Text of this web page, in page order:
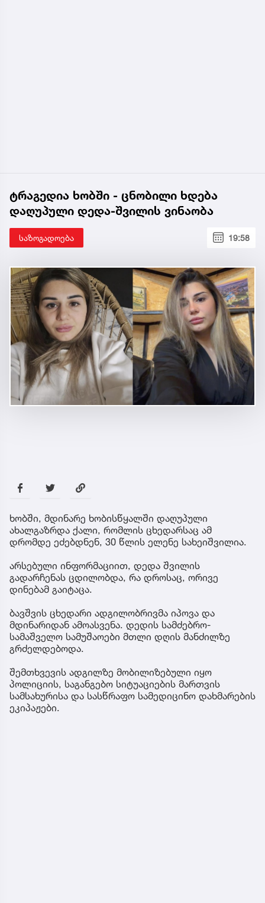
ტრაგედია ხობში - ცნობილი ხდება
დაღუპული დედა-შვილის ვინაობა
საზოგადოება 19:58
ხობში, მდინარე ხობისწყალში დაღუპული
ახალგაზრდა ქალი, რომლის ცხედარსაც ამ
დრომდე ეძებდნენ, 30 წლის ელენე სახეიშვილია.
არსებული ინფორმაციით, დედა შვილის
გადარჩენას ცდილობდა, რა დროსაც, ორივე
დინებამ გაიტაცა.
ბავშვის ცხედარი ადგილობრივმა იპოვა და
მდინარიდან ამოასვენა. დედის სამძებრო-
სამაშველო სამუშაოები მთლი დღის მანძილზე
გრძელდებოდა.
შემთხვევის ადგილზე მობილიზებული იყო
პოლიციის, საგანგებო სიტუაციების მართვის
სამსახურისა და სასწრაფო სამედიცინო დახმარების
ეკიპაჟები.